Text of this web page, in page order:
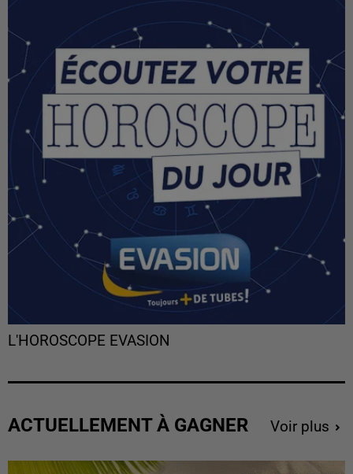
L'HOROSCOPE EVASION
ACTUELLEMENT À GAGNER Voir plus